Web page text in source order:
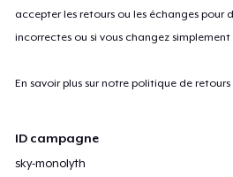
accepter les retours ou les échanges pour
incorrectes ou si vous changez simplement
En savoir plus sur notre politique de retours
ID campagne
sky-monolyth